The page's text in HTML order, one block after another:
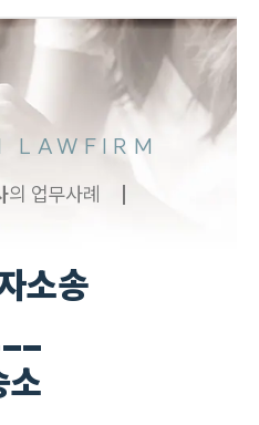
LAWFIRM
의 업무사례
소송
소